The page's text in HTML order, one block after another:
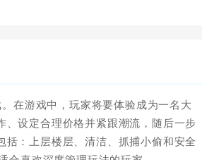
在游戏中，玩家将要体验成为一名大
设定合理价格并紧跟潮流，随后一步
：上层楼层、清洁、抓捕小偷和安全